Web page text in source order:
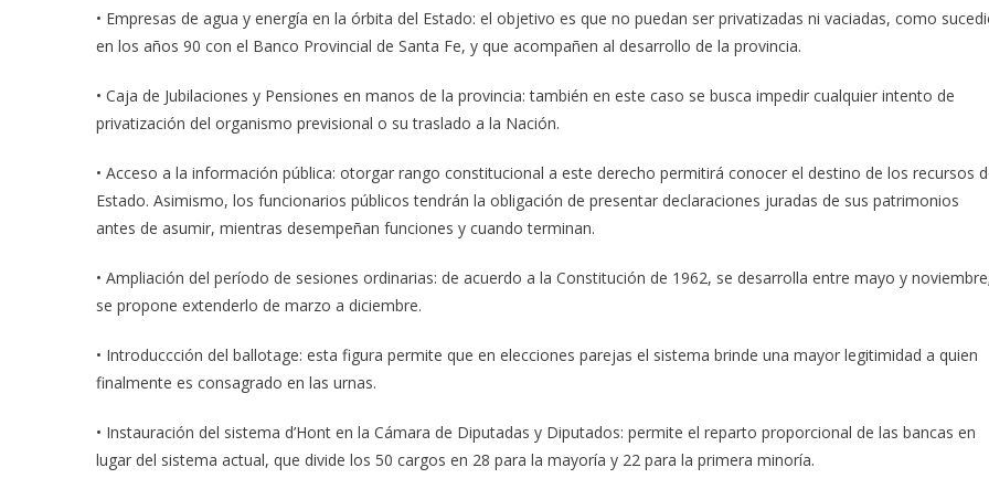
• Empresas de agua y energía en la órbita del Estado: el objetivo es que no puedan ser privatizadas ni vaciadas, como
en los años 90 con el Banco Provincial de Santa Fe, y que acompañen al desarrollo de la provincia.
• Caja de Jubilaciones y Pensiones en manos de la provincia: también en este caso se busca impedir cualquier intento de
privatización del organismo previsional o su traslado a la Nación.
• Acceso a la información pública: otorgar rango constitucional a este derecho permitirá conocer el destino de los recursos
Estado. Asimismo, los funcionarios públicos tendrán la obligación de presentar declaraciones juradas de sus patrimonios
antes de asumir, mientras desempeñan funciones y cuando terminan.
• Ampliación del período de sesiones ordinarias: de acuerdo a la Constitución de 1962, se desarrolla entre mayo y
se propone extenderlo de marzo a diciembre.
• Introduccción del ballotage: esta figura permite que en elecciones parejas el sistema brinde una mayor legitimidad a quien
finalmente es consagrado en las urnas.
• Instauración del sistema d’Hont en la Cámara de Diputadas y Diputados: permite el reparto proporcional de las bancas en
lugar del sistema actual, que divide los 50 cargos en 28 para la mayoría y 22 para la primera minoría.